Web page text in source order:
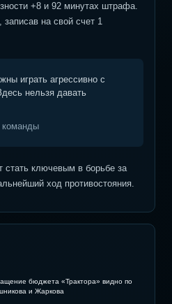
+8 и 92 минутах штрафа.
на свой счет 1
играть агрессивно с
нельзя давать
ключевым в борьбе за
ход противостояния.
бюджета «Трактора» видно по
и Жаркова